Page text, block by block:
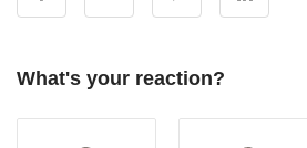
What's your reaction?